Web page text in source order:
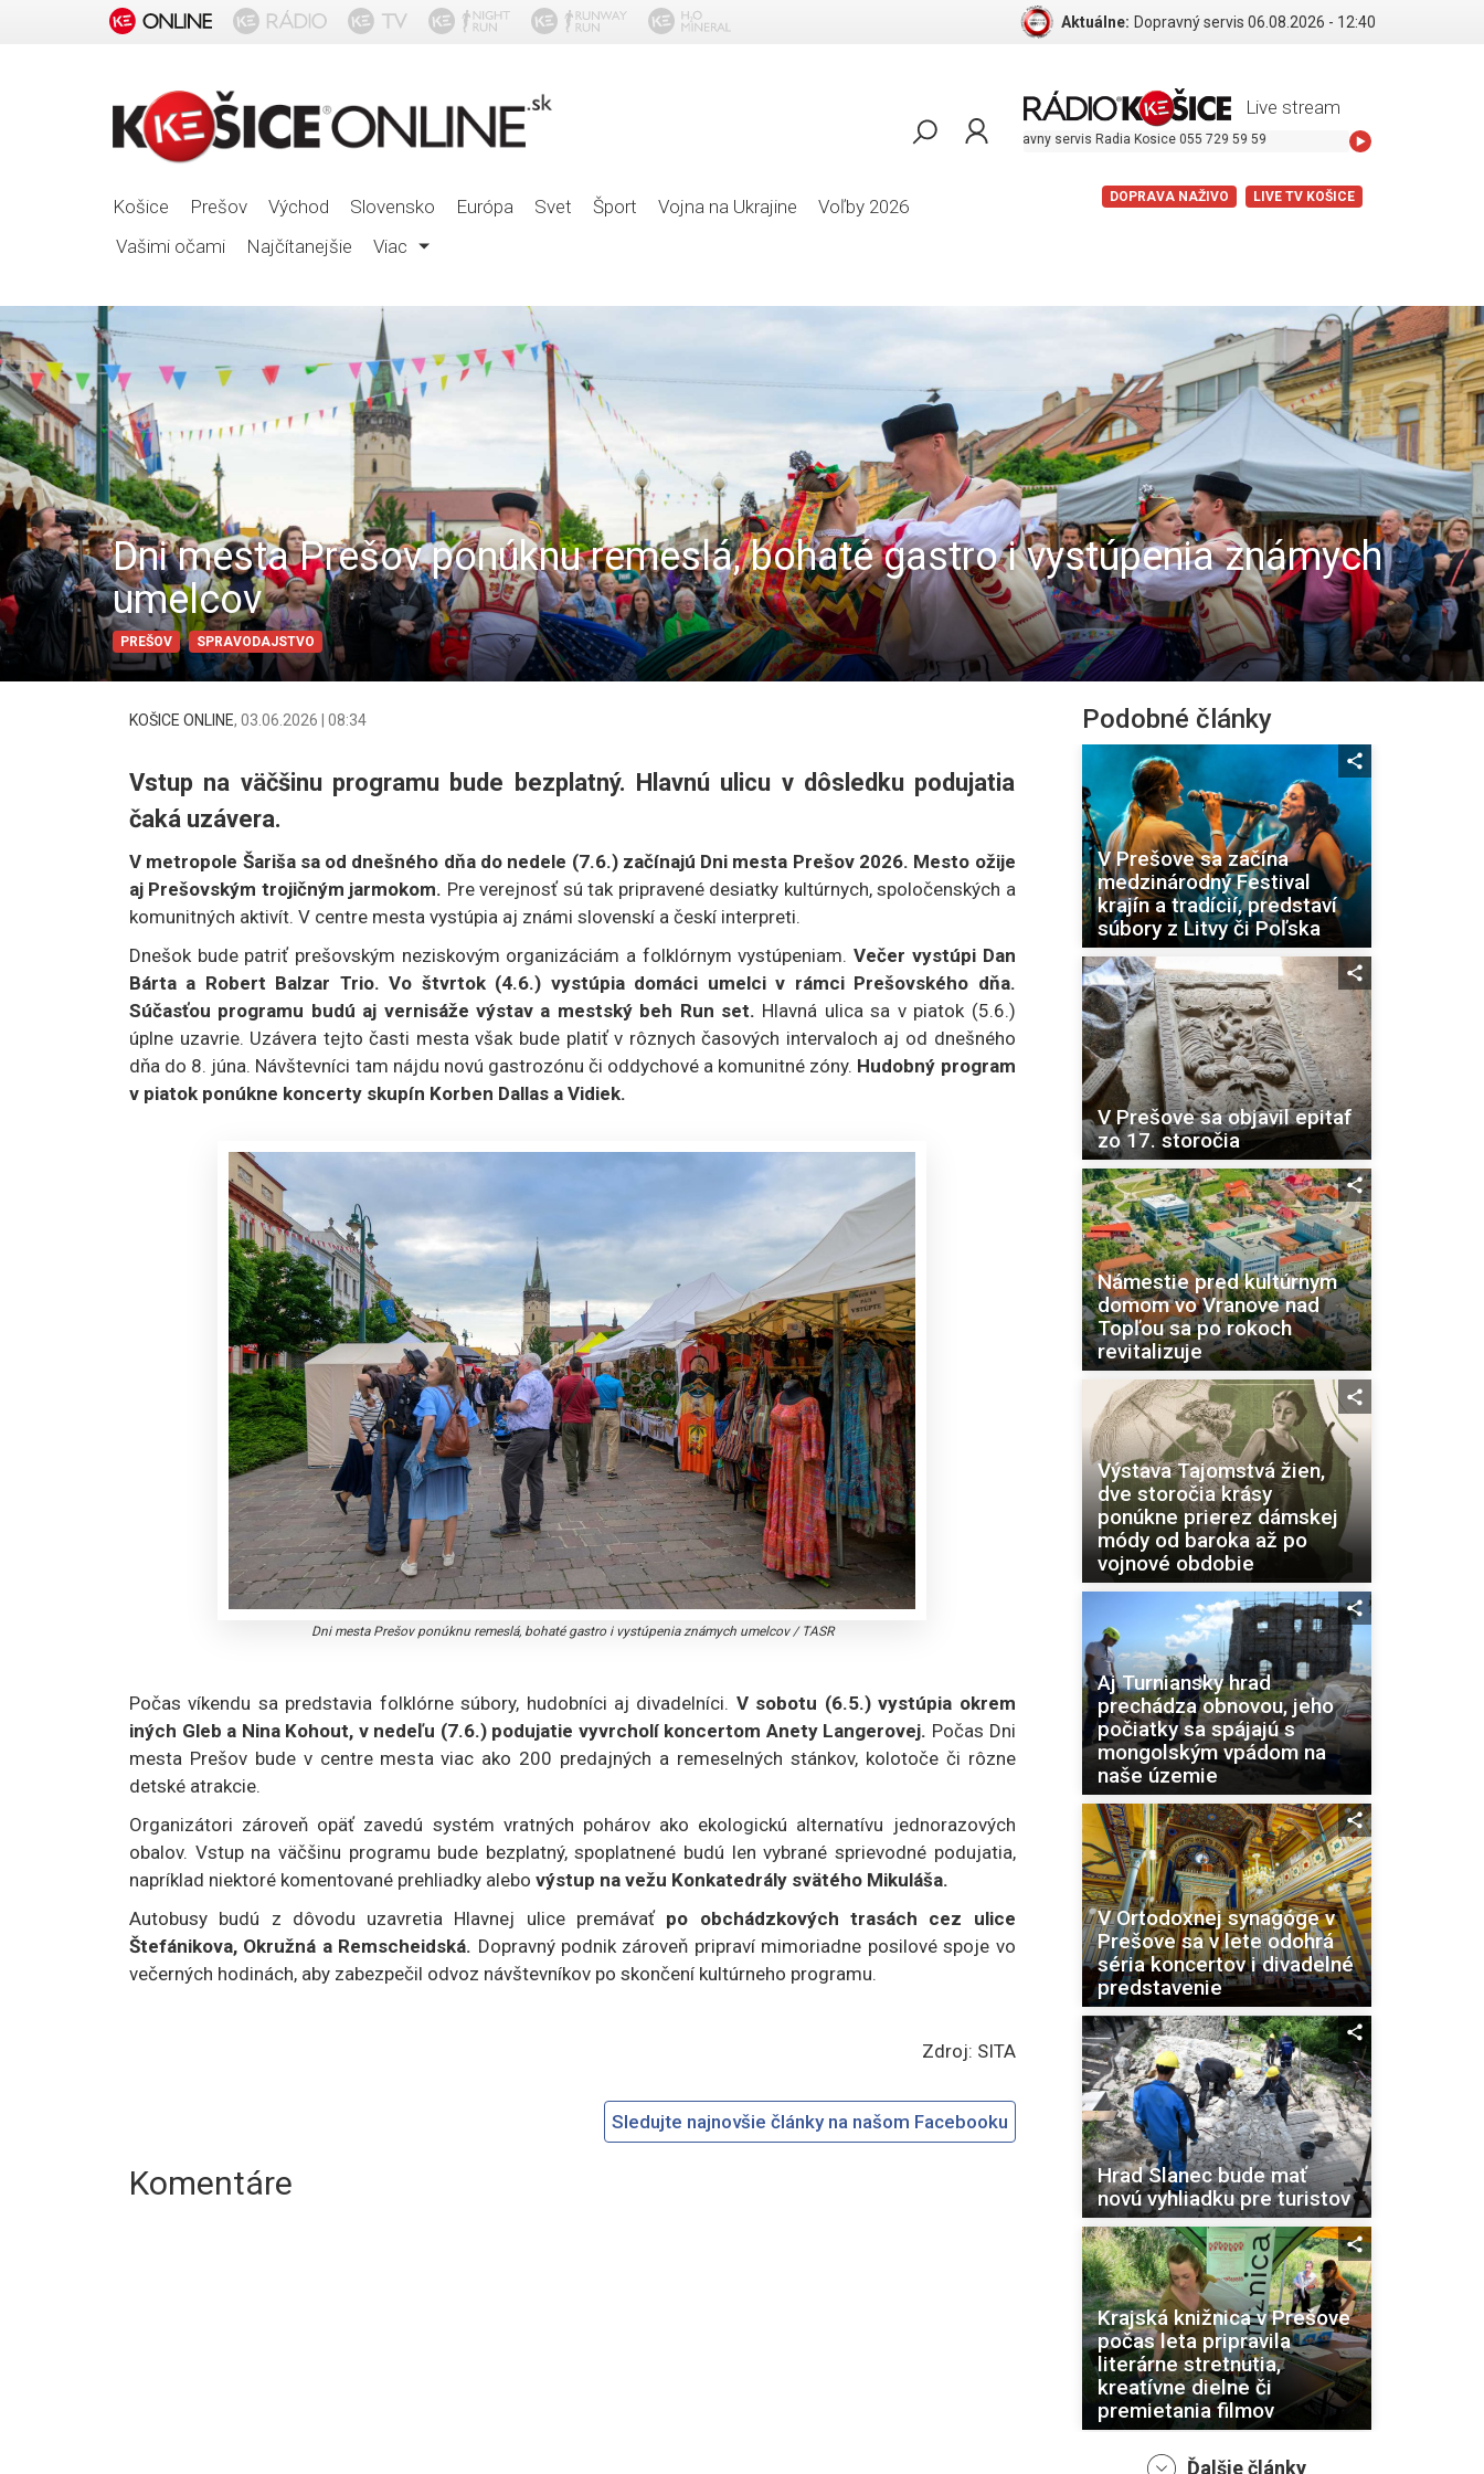
Aktuálne: Dopravný servis 06.08.2026 - 12:40
Košice Prešov Východ Slovensko Európa Svet Šport Vojna na Ukrajine
Voľby 2026
Vašimi očami
Najčítanejšie Viac
Live stream
Dopravny servis Radia Kosice 055 729 59 59
DOPRAVA NAŽIVO LIVE TV KOŠICE
Dni mesta Prešov ponúknu remeslá, bohaté gastro i vystúpenia známych
umelcov
PREŠOV SPRAVODAJSTVO
KOŠICE ONLINE, 03.06.2026 | 08:34
Vstup na väčšinu programu bude bezplatný. Hlavnú ulicu v dôsledku podujatia
čaká uzávera.
V metropole Šariša sa od dnešného dňa do nedele (7.6.) začínajú Dni mesta Prešov 2026. Mesto ožije
aj Prešovským trojičným jarmokom. Pre verejnosť sú tak pripravené desiatky kultúrnych, spoločenských a
komunitných aktivít. V centre mesta vystúpia aj známi slovenskí a českí interpreti.
Dnešok bude patriť prešovským neziskovým organizáciám a folklórnym vystúpeniam.Večer vystúpi Dan
Bárta a Robert Balzar Trio. Vo štvrtok (4.6.) vystúpia domáci umelci v rámci Prešovského dňa.
Súčasťou programu budú aj vernisáže výstav a mestský beh Run set. Hlavná ulica sa v piatok (5.6.)
úplne uzavrie. Uzávera tejto časti mesta však bude platiť v rôznych časových intervaloch aj od dnešného
dňa do 8. júna. Návštevníci tam nájdu novú gastrozónu či oddychové a komunitné zóny. Hudobný program
v piatok ponúkne koncerty skupín Korben Dallas a Vidiek.
Dni mesta Prešov ponúknu remeslá, bohaté gastro i vystúpenia známych umelcov/ TASR
Počas víkendu sa predstavia folklórne súbory, hudobníci aj divadelníci. V sobotu (6.5.) vystúpia okrem
iných Gleb a Nina Kohout, v nedeľu (7.6.) podujatie vyvrcholí koncertom Anety Langerovej. Počas Dni
mesta Prešov bude v centre mesta viac ako 200 predajných a remeselných stánkov, kolotoče či rôzne
detské atrakcie.
Organizátori zároveň opäť zavedú systém vratných pohárov ako ekologickú alternatívu jednorazových
obalov. Vstup na väčšinu programu bude bezplatný, spoplatnené budú len vybrané sprievodné podujatia,
napríklad niektoré komentované prehliadky alebo výstup na vežu Konkatedrály svätého Mikuláša.
Autobusy budú z dôvodu uzavretia Hlavnej ulice premávaťpo obchádzkových trasách cez ulice
Štefánikova, Okružná a Remscheidská. Dopravný podnik zároveň pripraví mimoriadne posilové spoje vo
večerných hodinách, aby zabezpečil odvoz návštevníkov po skončení kultúrneho programu.
Zdroj: SITA
Sledujte najnovšie články na našom Facebooku
Komentáre
Podobné články
V Prešove sa začína
medzinárodný Festival
krajín a tradícií, predstaví
súbory z Litvy či Poľska
V Prešove sa objavil epitaf
zo 17. storočia
Námestie pred kultúrnym
domom vo Vranove nad
Topľou sa po rokoch
revitalizuje
Výstava Tajomstvá žien,
dve storočia krásy
ponúkne prierez dámskej
módy od baroka až po
vojnové obdobie
Aj Turniansky hrad
prechádza obnovou, jeho
počiatky sa spájajú s
mongolským vpádom na
naše územie
V Ortodoxnej synagóge v
Prešove sa v lete odohrá
séria koncertov i divadelné
predstavenie
Hrad Slanec bude mať
novú vyhliadku pre turistov
Krajská knižnica v Prešove
počas leta pripravila
literárne stretnutia,
kreatívne dielne či
premietania filmov
Ďalšie články